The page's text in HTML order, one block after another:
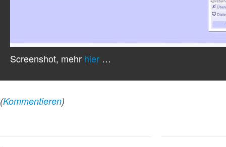
Screenshot, mehr hier …
(Kommentieren)